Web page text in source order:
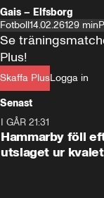
Gais – Elfsborg
Fotboll14.02.26129 min
Skaffa PlusLogga in
Se
Plus!
Senast
I GÅR 21:31
Hammarby föll
utslaget ur kvalet